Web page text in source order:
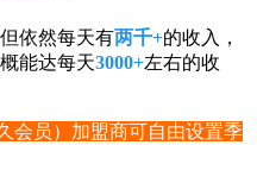
依然每天有两千+的收入，
能达每天3000+左右的收
会员）加盟商可自由设置季